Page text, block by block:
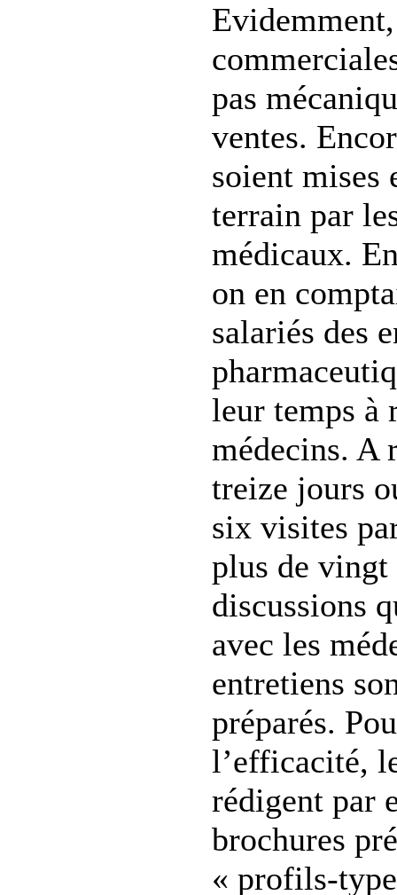
pas
ventes.
soient mises
terrain par
médicaux.
on en
salariés des
leur temps à
médecins. A
treize jours
six visites
plus de
discussions
avec les
entretiens
préparés.
l’efficacité,
rédigent par
brochures
« profils-